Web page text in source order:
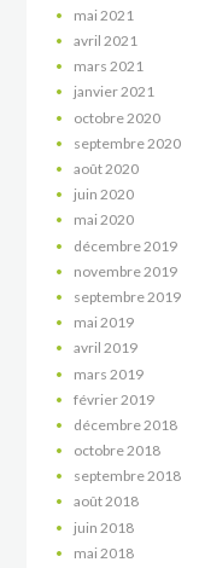
mai 2021
avril 2021
mars 2021
janvier2021
octobre 2020
septembre 2020
août2020
juin 2020
mai 2020
décembre 2019
novembre 2019
septembre 2019
mai 2019
avril 2019
mars 2019
février 2019
décembre 2018
octobre2018
septembre2018
août2018
juin 2018
mai 2018